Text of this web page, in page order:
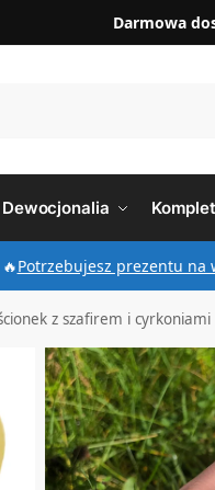
Darmowa
Dewocjonalia
🔥Potrzebujesz prezentu na
z szafirem i cyrkoniami